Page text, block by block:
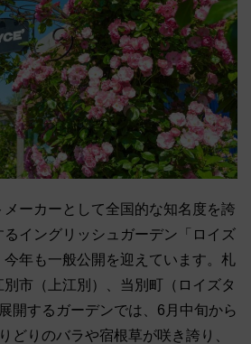
ーカーとして全国的な知名度を誇
イングリッシュガーデン「ロイズ
今年も一般公開を迎えています。札
市（上江別）、当別町（ロイズタ
開するガーデンでは、 6月中旬から
どりのバラや宿根草が咲き誇り、